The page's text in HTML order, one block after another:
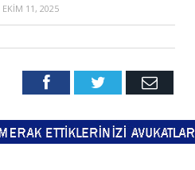
EKIM 11, 2025
FacebookTwitter Email